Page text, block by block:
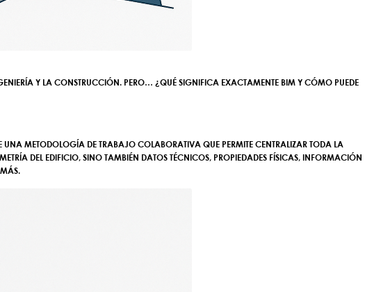
Y LA CONSTRUCCIÓN. PERO… ¿QUÉ SIGNIFICA EXACTAMENTE BIM Y CÓMO PUEDE
UNA METODOLOGÍA DE TRABAJO COLABORATIVA QUE PERMITE CENTRALIZAR TODA LA
DEL EDIFICIO, SINO TAMBIÉN DATOS TÉCNICOS, PROPIEDADES FÍSICAS, INFORMACIÓN